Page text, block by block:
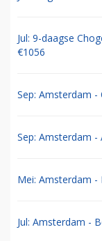
Jul: 9-daagse
€1056
Sep: Amsterdam -
Sep: Amsterdam -
Mei: Amsterdam -
Jul: Amsterdam -